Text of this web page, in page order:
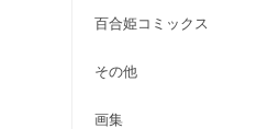
百合姫コミックス
その他
画集